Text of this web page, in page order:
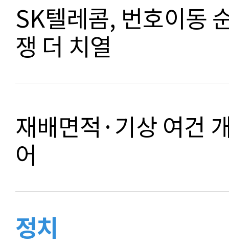
SK텔레콤, 번호이동
쟁 더 치열
재배면적·기상 여건
어
정치